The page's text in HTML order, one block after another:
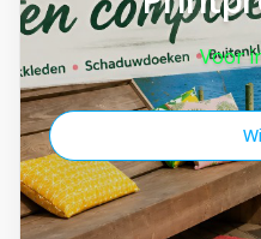
Voor